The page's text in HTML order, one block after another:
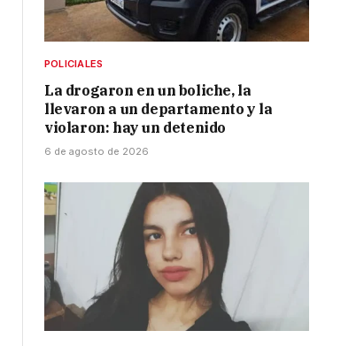
POLICIALES
La drogaron en un boliche, la
llevaron a un departamento y la
violaron: hay un detenido
6 de agosto de 2026